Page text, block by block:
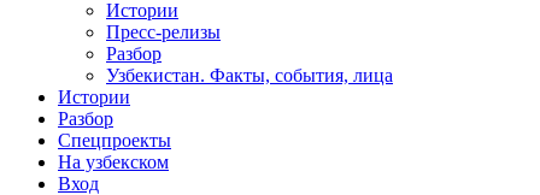
Истории
Пресс-релизы
Разбор
Узбекистан. Факты, события, лица
Истории
Разбор
Спецпроекты
На узбекском
Вход